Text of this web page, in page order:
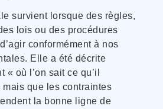
survient lorsque des règles,
lois ou des procédures
conformément à nos
Elle a été décrite
« où l’on sait ce qu’il
que les contraintes
la bonne ligne de